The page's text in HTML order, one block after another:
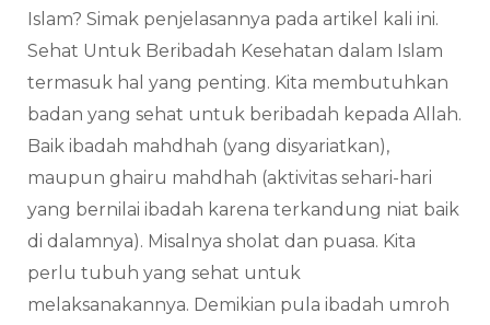
Islam? Simak penjelasannya pada artikel kali ini.
Sehat Untuk Beribadah Kesehatan dalam Islam
termasuk hal yang penting. Kita membutuhkan
badan yang sehat untuk beribadah kepada Allah.
Baik ibadah mahdhah (yang disyariatkan),
maupun ghairu mahdhah (aktivitas sehari-hari
yang bernilai ibadah karena terkandung niat baik
di dalamnya). Misalnya sholat dan puasa. Kita
perlu tubuh yang sehat untuk
melaksanakannya. Demikian pula ibadah umroh